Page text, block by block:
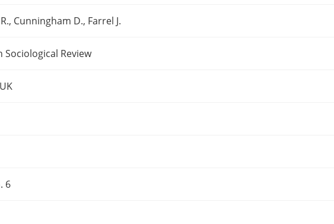
Cunningham D., Farrel J.
Sociological Review
6